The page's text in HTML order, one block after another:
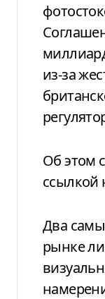
из-за
Об
ссылкой
Два
рынке